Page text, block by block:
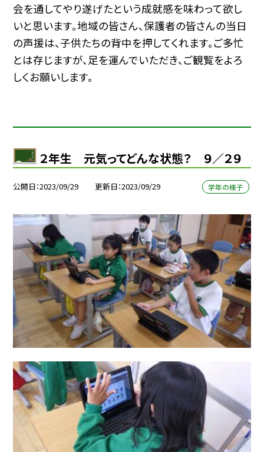
会を通してやり遂げたという成就感を味わって欲し
いと思います。地域の皆さん、保護者の皆さんの当日
の声援は、子供たちの背中を押してくれます。ご多忙
とは存じますが、足を運んでいただき、ご観覧をよろ
しくお願いします。
２年生 元気ってどんな状態？ ９／２９
公開日 2023/09/29 更新日 2023/09/29 学年の様子